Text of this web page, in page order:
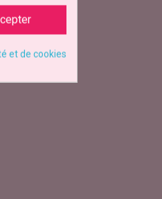
et de cookies